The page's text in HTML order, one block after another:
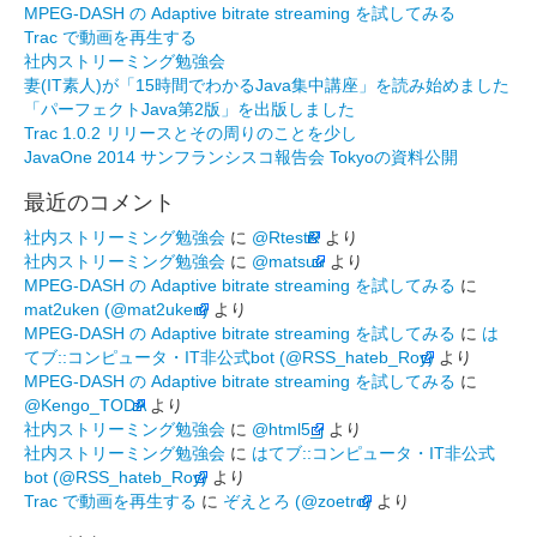
MPEG-DASH の Adaptive bitrate streaming を試してみる
Trac で動画を再生する
社内ストリーミング勉強会
妻(IT素人)が「15時間でわかるJava集中講座」を読み始めました
「パーフェクトJava第2版」を出版しました
Trac 1.0.2 リリースとその周りのことを少し
JavaOne 2014 サンフランシスコ報告会 Tokyoの資料公開
最近のコメント
社内ストリーミング勉強会 に @RtestR より
社内ストリーミング勉強会 に @matsuu より
MPEG-DASH の Adaptive bitrate streaming を試してみる に
mat2uken (@mat2uken) より
MPEG-DASH の Adaptive bitrate streaming を試してみる に は
てブ::コンピュータ・IT非公式bot (@RSS_hateb_Roy) より
MPEG-DASH の Adaptive bitrate streaming を試してみる に
@Kengo_TODAより
社内ストリーミング勉強会 に @html5_j より
社内ストリーミング勉強会 に はてブ::コンピュータ・IT非公式
bot (@RSS_hateb_Roy) より
Trac で動画を再生する に ぞえとろ (@zoetro) より